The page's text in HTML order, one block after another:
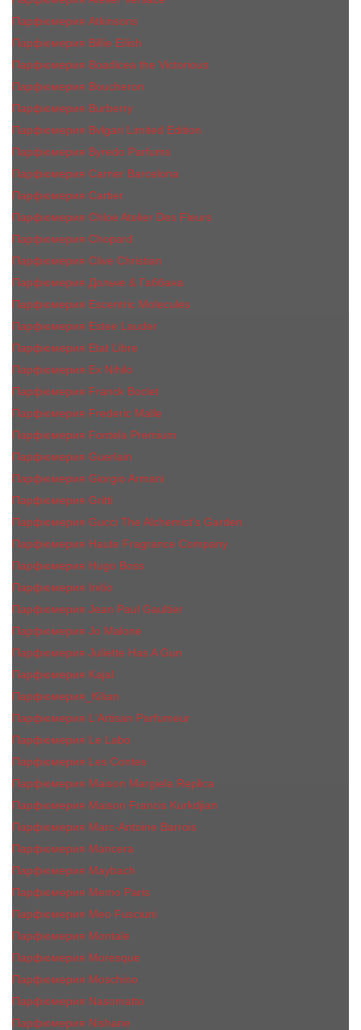
Парфюмерия Atkinsons
Парфюмерия Billie Eilish
Парфюмерия Boadicea the Victorious
Парфюмерия Boucheron
Парфюмерия Burberry
Парфюмерия Bvlgari Limited Edition
Парфюмерия Byredo Parfums
Парфюмерия Carner Barcelona
Парфюмерия Cartier
Парфюмерия Chloe Atelier Des Fleurs
Парфюмерия Сhopard
Парфюмерия Clive Christian
Парфюмерия Дольче & Габбана
Парфюмерия Escentric Molecules
Парфюмерия Estee Lаudеr
Парфюмерия Etat Libre
Парфюмерия Ex Nihilo
Парфюмерия Franck Boclet
Парфюмерия Frеderic Mаlle
Парфюмерия Fontela Premium
Парфюмерия Guerlain
Парфюмерия Giorgio Armani
Парфюмерия Gritti
Парфюмерия Gucci The Alchemist’s Garden.
Парфюмерия Haute Fragrance Company
Парфюмерия Hugo Boss
Парфюмерия Initio
Парфюмерия Jean Paul Gaultier
Парфюмерия Jо Malоnе
Парфюмерия Juliette Has A Gun
Парфюмерия Kajal
Парфюмерия_КiIiаn
Парфюмерия L'Artisan Parfumeur
Парфюмерия Le Labo
Парфюмерия Les Contes
Парфюмерия Maison Margiela Replica
Парфюмерия Maison Francis Kurkdjian
Парфюмерия Marc-Antoine Barrois
Парфюмерия Mancera
Парфюмерия Maybach
Парфюмерия Memo Paris
Парфюмерия Meo Fusciuni
Парфюмерия Montale
Парфюмерия Moresque
Парфюмерия Moschino
Парфюмерия Nasomatto
Парфюмерия Nishane